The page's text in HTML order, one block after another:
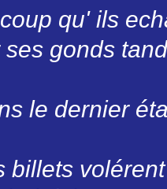
qu' ils
ses gonds
le dernier
billets